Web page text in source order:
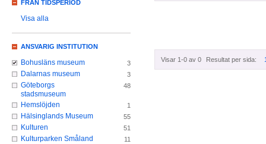
Visar 1-0 av 0 Resultat per sida:
FRÅN TIDSPERIOD
Visa alla
ANSVARIG INSTITUTION
Bohusläns museum 3
Dalarnas museum 3
Göteborgs
stadsmuseum
48
Hemslöjden 1
Hälsinglands Museum 55
Kulturen 51
Kulturparken Småland 11